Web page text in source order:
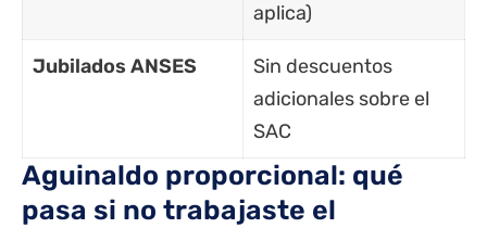
aplica)
Jubilados ANSES
Sin descuentos
adicionales sobre el
SAC
Aguinaldo proporcional: qué
pasa si no trabajaste el